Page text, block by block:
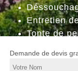
Entretien
Tonte de
Demande de devis